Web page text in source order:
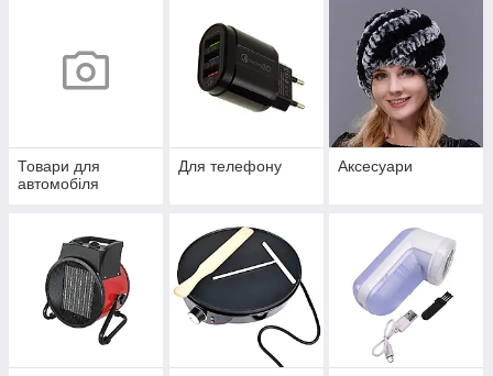
Товари для
автомобіля
Для телефону Аксесуари